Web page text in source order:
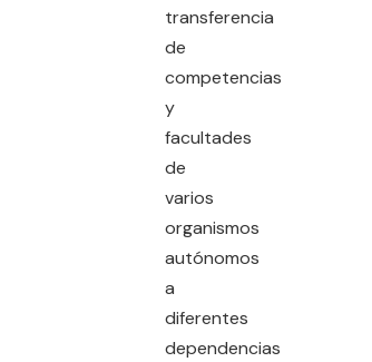
transferencia
de
competencias
y
facultades
de
varios
organismos
autónomos
a
diferentes
dependencias